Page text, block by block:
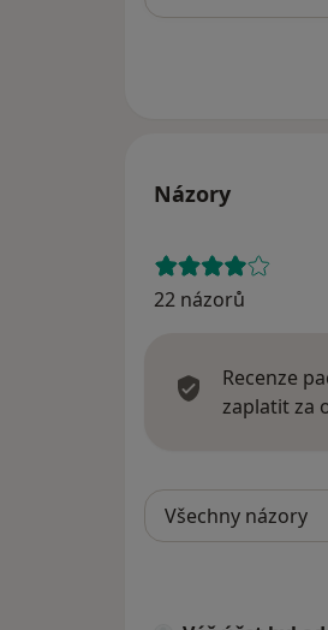
Názory
22 názorů
Recenze
zaplatit za